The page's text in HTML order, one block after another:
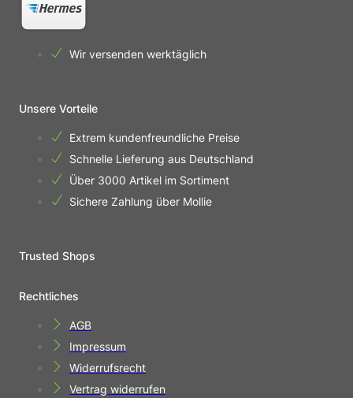
Wir versenden werktäglich
Unsere Vorteile
Extrem kundenfreundliche Preise
Schnelle Lieferung aus Deutschland
Über 3000 Artikel im Sortiment
Sichere Zahlung über Mollie
Trusted Shops
Rechtliches
AGB
Impressum
Widerrufsrecht
Vertrag widerrufen